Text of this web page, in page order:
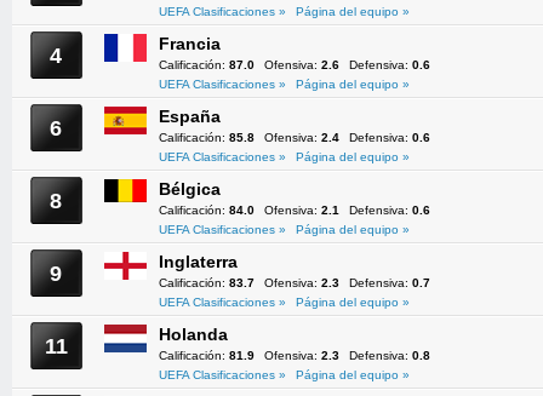
UEFA Clasificaciones »
Página del equipo »
4 Francia
Calificación: 87.0 Ofensiva: 2.6 Defensiva: 0.6
UEFA Clasificaciones »
Página del equipo »
6 España
Calificación: 85.8 Ofensiva: 2.4 Defensiva: 0.6
UEFA Clasificaciones »
Página del equipo »
8 Bélgica
Calificación: 84.0 Ofensiva: 2.1 Defensiva: 0.6
UEFA Clasificaciones »
Página del equipo »
9 Inglaterra
Calificación: 83.7 Ofensiva: 2.3 Defensiva: 0.7
UEFA Clasificaciones »
Página del equipo »
11 Holanda
Calificación: 81.9 Ofensiva: 2.3 Defensiva: 0.8
UEFA Clasificaciones »
Página del equipo »